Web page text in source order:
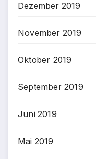
Dezember 2019
November 2019
Oktober 2019
September 2019
Juni 2019
Mai 2019